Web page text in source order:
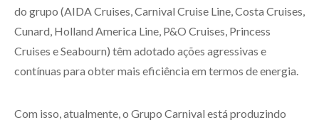
do grupo (AIDA Cruises, Carnival Cruise Line, Costa Cruises,
Cunard, Holland America Line, P&O Cruises, Princess
Cruises e Seabourn) têm adotado ações agressivas e
contínuas para obter mais eficiência em termos de energia.
Com isso, atualmente, o Grupo Carnival está produzindo